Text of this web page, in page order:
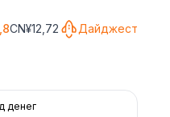
CN¥12,72 Дайджест
денег